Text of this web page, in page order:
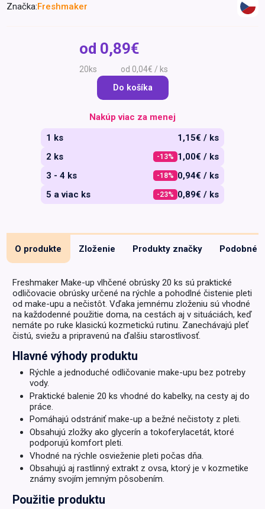
Drogéria a kozmetika
Domácnosť a kancelária
Domáci miláčikovia
Lekáreň
Značka:Freshmaker
od 0,89€
20ks od 0,04€ / ks
Do košíka
Nakúp viac za menej
1 ks
1,15€ / ks
2 ks
-13% 1,00€ / ks
3 - 4 ks
-18% 0,94€ / ks
5 a viac ks
-23% 0,89€ / ks
O produkte Zloženie Produkty značky Podobné
Freshmaker Make-up vlhčené obrúsky 20 ks sú praktické
odličovacie obrúsky určené na rýchle a pohodlné čistenie pleti
od make-upu a nečistôt. Vďaka jemnému zloženiu sú vhodné
na každodenné použitie doma, na cestách aj v situáciách, keď
nemáte po ruke klasickú kozmetickú rutinu. Zanechávajú pleť
čistú, sviežu a pripravenú na ďalšiu starostlivosť.
Hlavné výhody produktu
Rýchle a jednoduché odličovanie make-upu bez potreby
vody.
Praktické balenie 20 ks vhodné do kabelky, na cesty aj do
práce.
Pomáhajú odstrániť make-up a bežné nečistoty z pleti.
Obsahujú zložky ako glycerín a tokoferylacetát, ktoré
podporujú komfort pleti.
Vhodné na rýchle osvieženie pleti počas dňa.
Obsahujú aj rastlinný extrakt z ovsa, ktorý je v kozmetike
známy svojím jemným pôsobením.
Použitie produktu